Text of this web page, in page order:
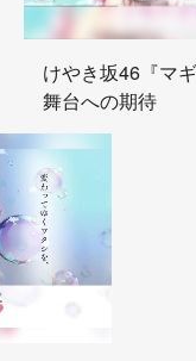
けやき坂46『マ
舞台への期待